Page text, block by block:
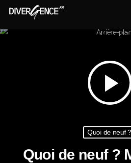
play_arrow
Quoi de neuf ?
Quoi de neuf ?